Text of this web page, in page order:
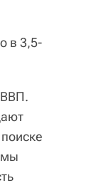
в 3,5-
ВВП.
мы